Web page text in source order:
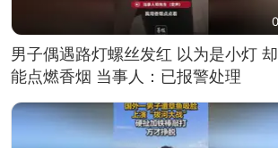
男子偶遇路灯螺丝发红 以为是小灯
能点燃香烟 当事人：已报警处理